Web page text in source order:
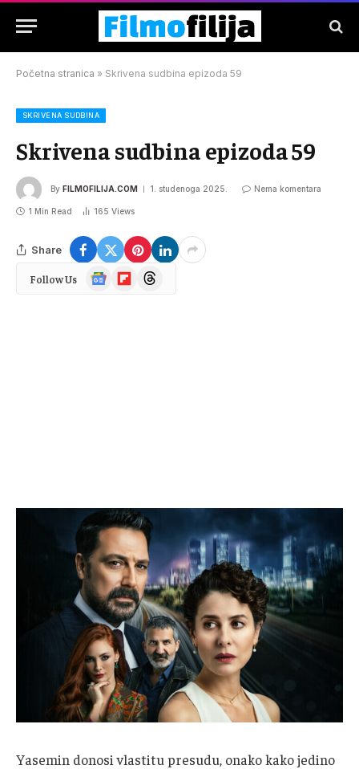
Početna stranica » Skrivena sudbina epizoda 59
SKRIVENA SUDBINA
Skrivena sudbina epizoda 59
By FILMOFILIJA.COM 1. studenoga 2025. Nema komentara
1 Min Read 165 Views
Share
Follow Us
Google
News
FlipboardThreads
Yasemin donosi vlastitu presudu, onako kako jedino